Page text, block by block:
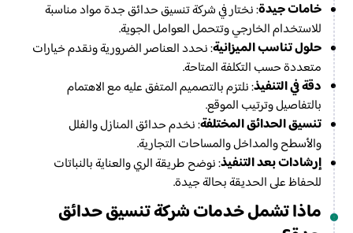
خامات جيدة: نختار في شركة تنسيق حدائق جدة مواد مناسبة
للاستخدام الخارجي وتتحمل العوامل الجوية.
حلول تناسب الميزانية: نحدد العناصر الضرورية ونقدم خيارات
متعددة حسب التكلفة المتاحة.
دقة في التنفيذ: نلتزم بالتصميم المتفق عليه مع الاهتمام
بالتفاصيل وترتيب الموقع.
تنسيق الحدائق المختلفة: نخدم حدائق المنازل والفلل
والأسطح والمداخل والمساحات التجارية.
إرشادات بعد التنفيذ: نوضح طريقة الري والعناية بالنباتات
للحفاظ على الحديقة بحالة جيدة.
ماذا تشمل خدمات شركة تنسيق حدائق